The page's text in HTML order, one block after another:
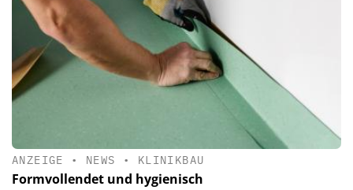
ANZEIGE • NEWS • KLINIKBAU
Formvollendet und hygienisch